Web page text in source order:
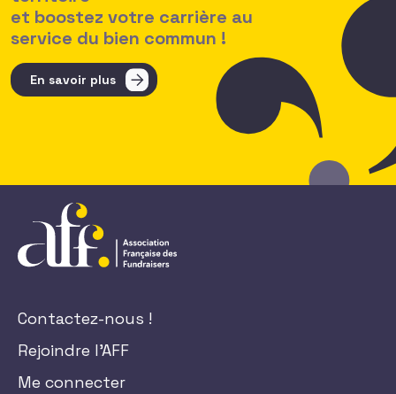
et boostez votre carrière au
service du bien commun !
En savoir plus
Contactez-nous !
Rejoindre l'AFF
Me connecter